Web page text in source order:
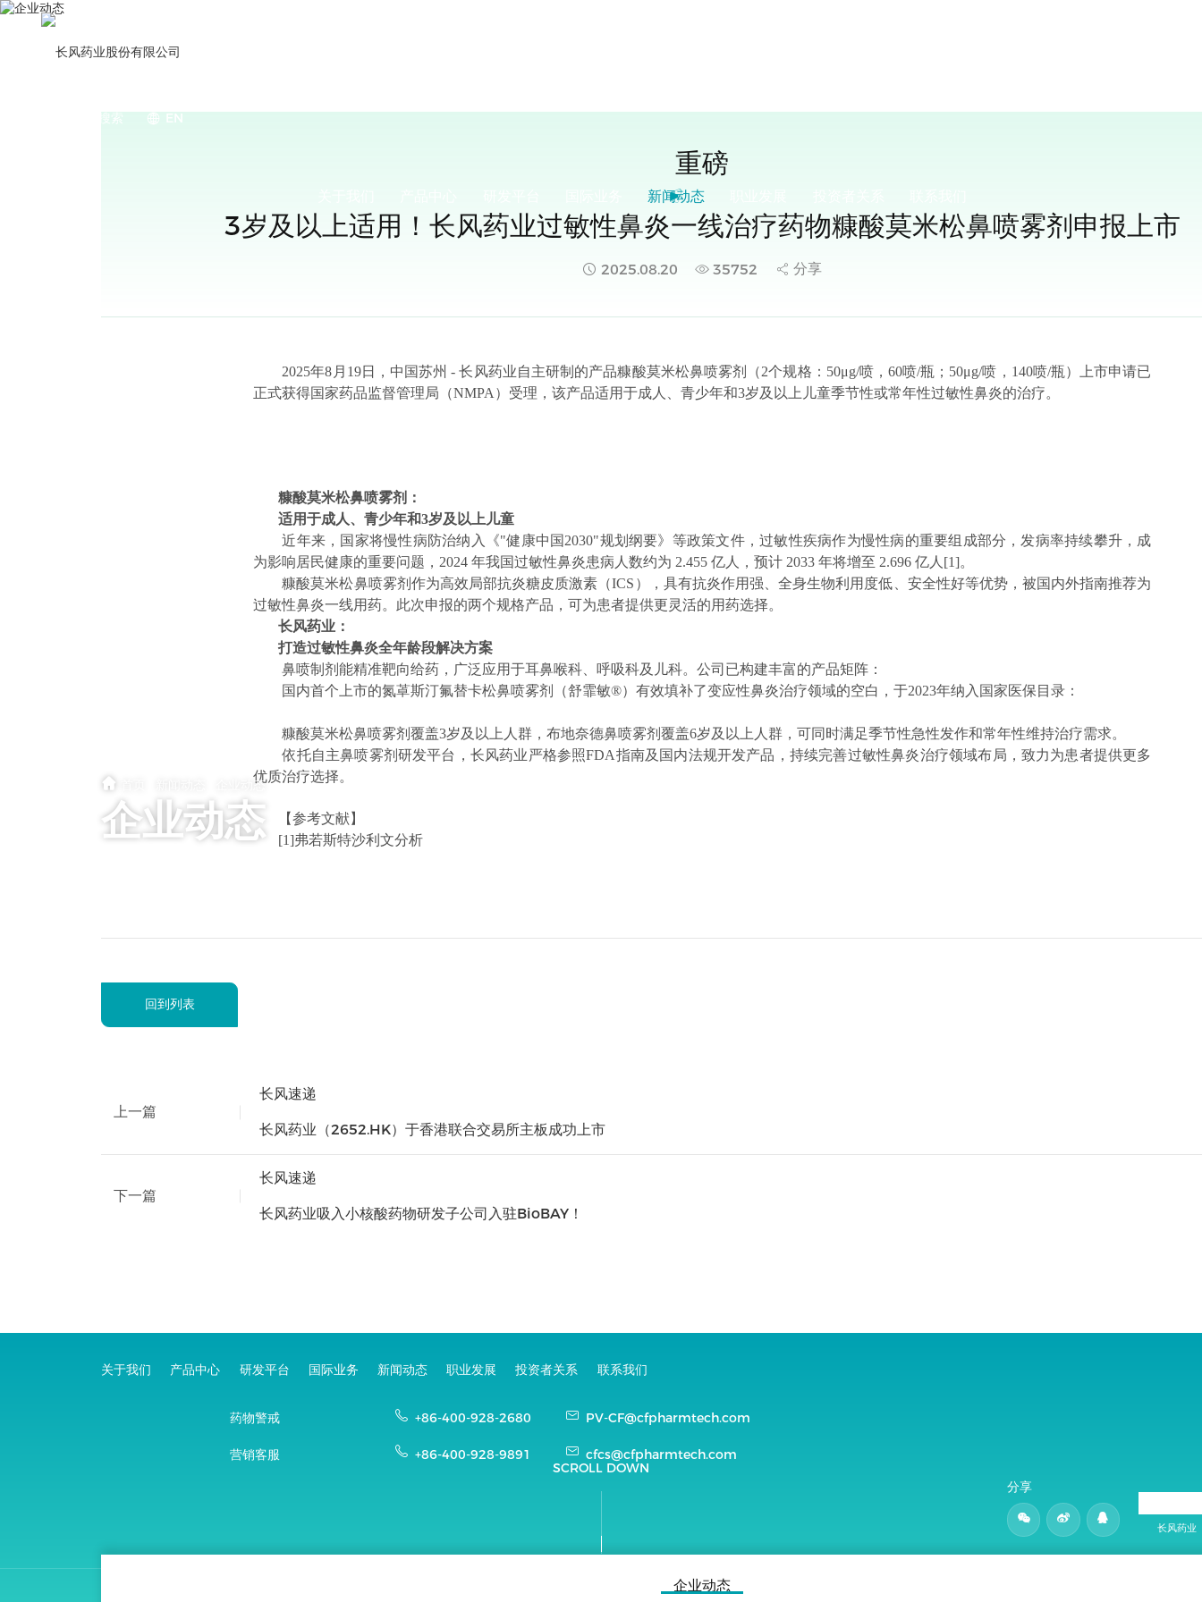
搜索 EN
新闻动态
企业动态
企业动态
SCROLL DOWN
企业动态
重磅
3岁及以上适用！长风药业过敏性鼻炎一线治疗药物糠酸莫米松鼻喷雾剂申报上市
2025.08.20 35752 分享
2025年8月19日，中国苏州 - 长风药业自主研制的产品糠酸莫米松鼻喷雾剂（2个规格：50μg/喷，60喷/瓶；50μg/喷，140喷/瓶）上市申请已
正式获得国家药品监督管理局（NMPA）受理，该产品适用于成人、青少年和3岁及以上儿童季节性或常年性过敏性鼻炎的治疗。
糠酸莫米松鼻喷雾剂：
适用于成人、青少年和3岁及以上儿童
近年来，国家将慢性病防治纳入《"健康中国2030"规划纲要》等政策文件，过敏性疾病作为慢性病的重要组成部分，发病率持续攀升，成
为影响居民健康的重要问题，2024 年我国过敏性鼻炎患病人数约为 2.455 亿人，预计 2033 年将增至 2.696 亿人[1]。
糠酸莫米松鼻喷雾剂作为高效局部抗炎糖皮质激素（ICS），具有抗炎作用强、全身生物利用度低、安全性好等优势，被国内外指南推荐为
过敏性鼻炎一线用药。此次申报的两个规格产品，可为患者提供更灵活的用药选择。
长风药业：
打造过敏性鼻炎全年龄段解决方案
鼻喷制剂能精准靶向给药，广泛应用于耳鼻喉科、呼吸科及儿科。公司已构建丰富的产品矩阵：
国内首个上市的氮䓬斯汀氟替卡松鼻喷雾剂（舒霏敏®）有效填补了变应性鼻炎治疗领域的空白，于2023年纳入国家医保目录：
糠酸莫米松鼻喷雾剂覆盖3岁及以上人群，布地奈德鼻喷雾剂覆盖6岁及以上人群，可同时满足季节性急性发作和常年性维持治疗需求。
依托自主鼻喷雾剂研发平台，长风药业严格参照FDA指南及国内法规开发产品，持续完善过敏性鼻炎治疗领域布局，致力为患者提供更多
优质治疗选择。
【参考文献】
[1]弗若斯特沙利文分析
回到列表
上一篇
长风速递
长风药业（2652.HK）于香港联合交易所主板成功上市
下一篇
长风速递
长风药业吸入小核酸药物研发子公司入驻BioBAY！
关于我们 产品中心 研发平台 国际业务 新闻动态 职业发展 投资者关系 联系我们
药物警戒 +86-400-928-2680 PV-CF@cfpharmtech.com
营销客服 +86-400-928-9891 cfcs@cfpharmtech.com
分享
长风药业
(苏)-非经营性-2023-0074